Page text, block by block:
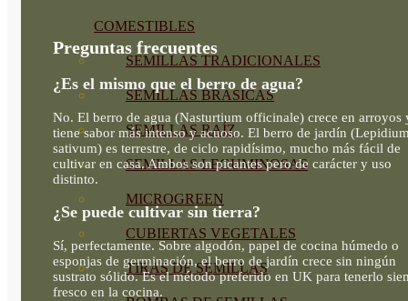
COMESTIBLES
SEMILLAS TRADICIONALES
SEMILLAS BRASICAS
SEMILLAS RAÍZ
SEMILLAS LEGUMINOSAS
MICROGREEN
CUBIERTAS VEGETALES
TIRAS DE SEMILLAS
Preguntas frecuentes
¿Es el mismo que el berro de agua?
No. El berro de agua (Nasturtium officinale) crece en arroyos
tiene sabor más intenso y acuoso. El berro de jardín
sativum) es terrestre, de ciclo rapidísimo, mucho más fácil de
cultivar en casa. Ambos son picantes pero de carácter y uso
distinto.
¿Se puede cultivar sin tierra?
Sí, perfectamente. Sobre algodón, papel de cocina húmedo o
esponjas de germinación, el berro de jardín crece sin ningún
sustrato sólido. Es el método preferido en UK para tenerlo
fresco en la cocina.